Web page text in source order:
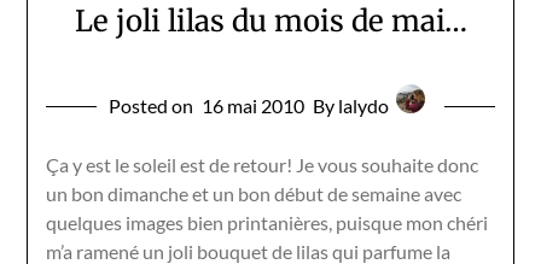
Le joli lilas du mois de mai…
Posted on 16 mai 2010 By lalydo
Ça y est le soleil est de retour! Je vous souhaite donc
un bon dimanche et un bon début de semaine avec
quelques images bien printanières, puisque mon chéri
m’a ramené un joli bouquet de lilas qui parfume la